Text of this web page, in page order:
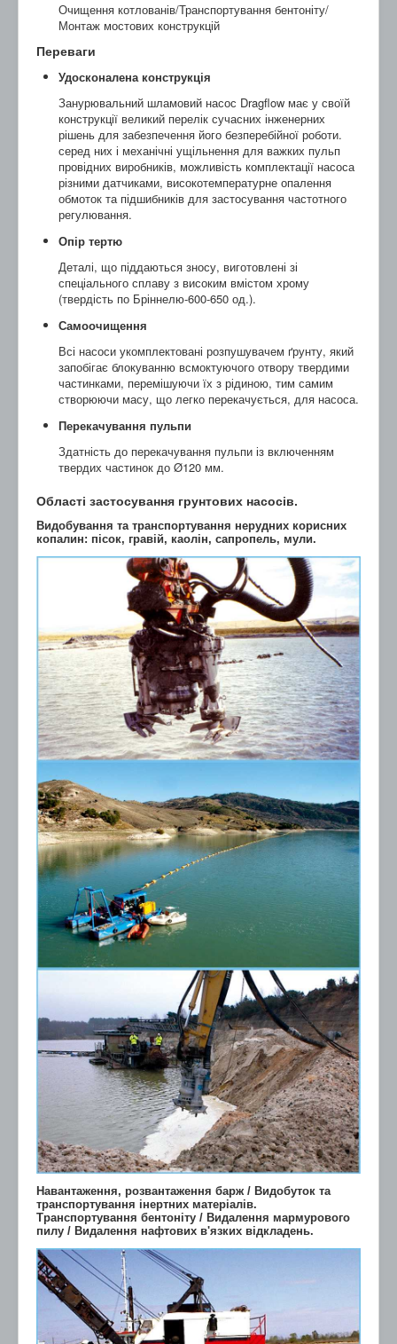
Очищення котлованів/Транспортування бентоніту/
Монтаж мостових конструкцій
Переваги
Удосконалена конструкція
Занурювальний шламовий насос Dragflow має у своїй
конструкції великий перелік сучасних інженерних
рішень для забезпечення його безперебійної роботи.
серед них і механічні ущільнення для важких пульп
провідних виробників, можливість комплектації насоса
різними датчиками, високотемпературне опалення
обмоток та підшибників для застосування частотного
регулювання.
Опір тертю
Деталі, що піддаються зносу, виготовлені зі
спеціального сплаву з високим вмістом хрому
(твердість по Бріннелю-600-650 од.).
Самоочищення
Всі насоси укомплектовані розпушувачем ґрунту, який
запобігає блокуванню всмоктуючого отвору твердими
частинками, перемішуючи їх з рідиною, тим самим
створюючи масу, що легко перекачується, для насоса.
Перекачування пульпи
Здатність до перекачування пульпи із включенням
твердих частинок до Ø120 мм.
Області застосування грунтових насосів.
Видобування та транспортування нерудних корисних
копалин: пісок, гравій, каолін, сапропель, мули.
Навантаження, розвантаження барж / Видобуток та
транспортування інертних матеріалів.
Транспортування бентоніту / Видалення мармурового
пилу / Видалення нафтових в'язких відкладень.